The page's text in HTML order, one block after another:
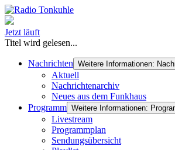
Jetzt läuft
Titel wird gelesen...
Nachrichten Weitere Informationen:
Aktuell
Nachrichtenarchiv
Neues aus dem Funkhaus
Programm Weitere Informationen:
Livestream
Programmplan
Sendungsübersicht